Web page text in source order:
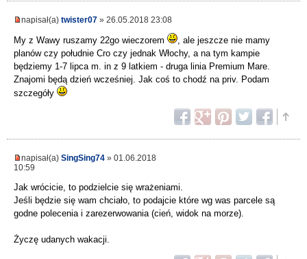
napisał(a) twister07 » 26.05.2018 23:08
My z Wawy ruszamy 22go wieczorem
, ale jeszcze nie mamy
planów czy południe Cro czy jednak Włochy, a na tym kampie
będziemy 1-7 lipca m. in z 9 latkiem - druga linia Premium Mare.
Znajomi będą dzień wcześniej. Jak coś to chodź na priv. Podam
szczegóły
napisał(a) SingSing74 » 01.06.2018
10:59
Jak wrócicie, to podzielcie się wrażeniami.
Jeśli będzie się wam chciało, to podajcie które wg was parcele są
godne polecenia i zarezerwowania (cień, widok na morze).
Życzę udanych wakacji.